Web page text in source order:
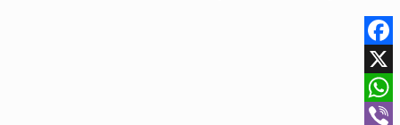
Facebook
X
WhatsApp